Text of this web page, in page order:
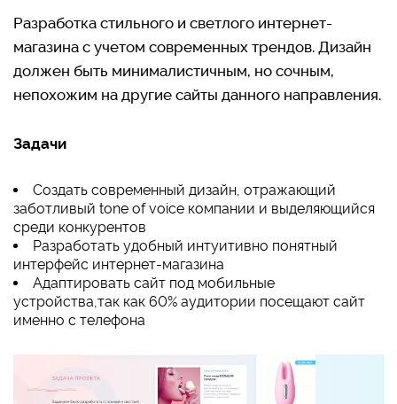
Разработка стильного и светлого интернет-
магазина с учетом современных трендов. Дизайн
должен быть минималистичным, но сочным,
непохожим на другие сайты данного направления.
Задачи
Создать современный дизайн, отражающий
заботливый tone of voice компании и выделяющийся
среди конкурентов
Разработать удобный интуитивно понятный
интерфейс интернет-магазина
Адаптировать сайт под мобильные
устройства,так как 60% аудитории посещают сайт
именно с телефона